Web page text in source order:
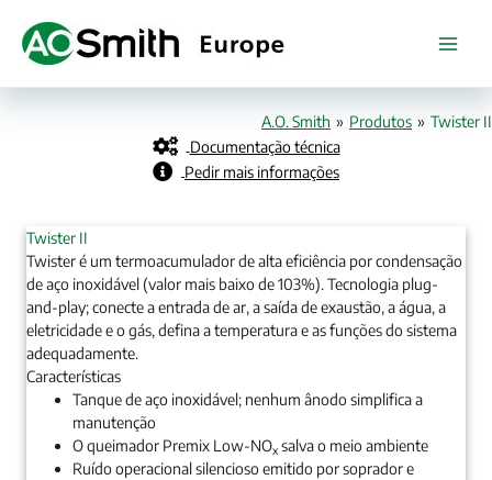
content
A.O. Smith » Produtos » Twister II
Documentação técnica
Pedir mais informações
Twister II
Twister é um termoacumulador de alta eficiência por condensação
de aço inoxidável (valor mais baixo de 103%). Tecnologia plug-
and-play; conecte a entrada de ar, a saída de exaustão, a água, a
eletricidade e o gás, defina a temperatura e as funções do sistema
adequadamente.
Características
Tanque de aço inoxidável; nenhum ânodo simplifica a
manutenção
O queimador Premix Low-NOx salva o meio ambiente
Ruído operacional silencioso emitido por soprador e